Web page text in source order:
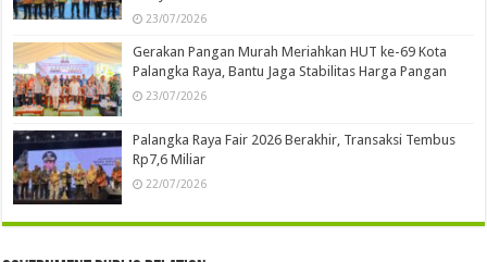
23/07/2026
Gerakan Pangan Murah Meriahkan HUT ke-69 Kota
Palangka Raya, Bantu Jaga Stabilitas Harga Pangan
23/07/2026
Palangka Raya Fair 2026 Berakhir, Transaksi Tembus
Rp7,6 Miliar
22/07/2026